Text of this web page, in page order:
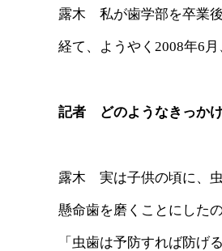
露木 私が歯学部を卒業
経て、ようやく2008年6
記者 どのようなきっか
露木 実は子供の頃に、
懸命歯を磨くことにした
「虫歯は予防すれば防げ